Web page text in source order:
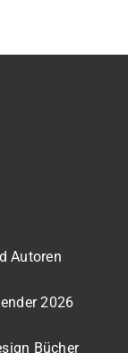
Autoren
2026
Bücher